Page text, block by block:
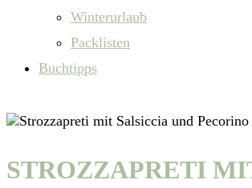
Winterurlaub
Packlisten
Buchtipps
STROZZAPRETI